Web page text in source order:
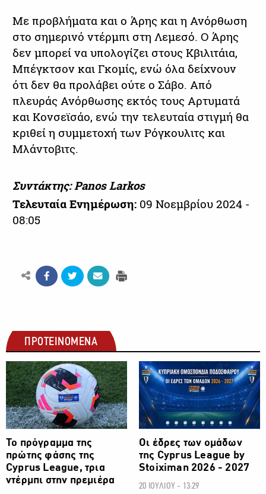
Με προβλήματα και ο Άρης και η Ανόρθωση
στο σημερινό ντέρμπι στη Λεμεσό. Ο Άρης
δεν μπορεί να υπολογίζει στους Κβιλιτάια,
Μπέγκτσον και Γκομίς, ενώ όλα δείχνουν
ότι δεν θα προλάβει ούτε ο Σάβο. Από
πλευράς Ανόρθωσης εκτός τους Αρτυματά
και Κονσεϊσάο, ενώ την τελευταία στιγμή θα
κριθεί η συμμετοχή των Ρόγκουλιτς και
Μλάντοβιτς.
Συντάκτης: Panos Larkos
Τελευταία Ενημέρωση: 09 Νοεμβρίου 2024 -
08:05
ΠΡΟΤΕΙΝΟΜΕΝΑ
ΠΟΔΟΣΦΑΙΡΟ
Το πρόγραμμα της
πρώτης φάσης της
Cyprus League, τρια
ντέρμπι στην πρεμιέρα
ΠΟΔΟΣΦΑΙΡΟ
Οι έδρες των ομάδων
της Cyprus League by
Stoiximan 2026 - 2027
20 ΙΟΥΛΙΟΥ - 13:29